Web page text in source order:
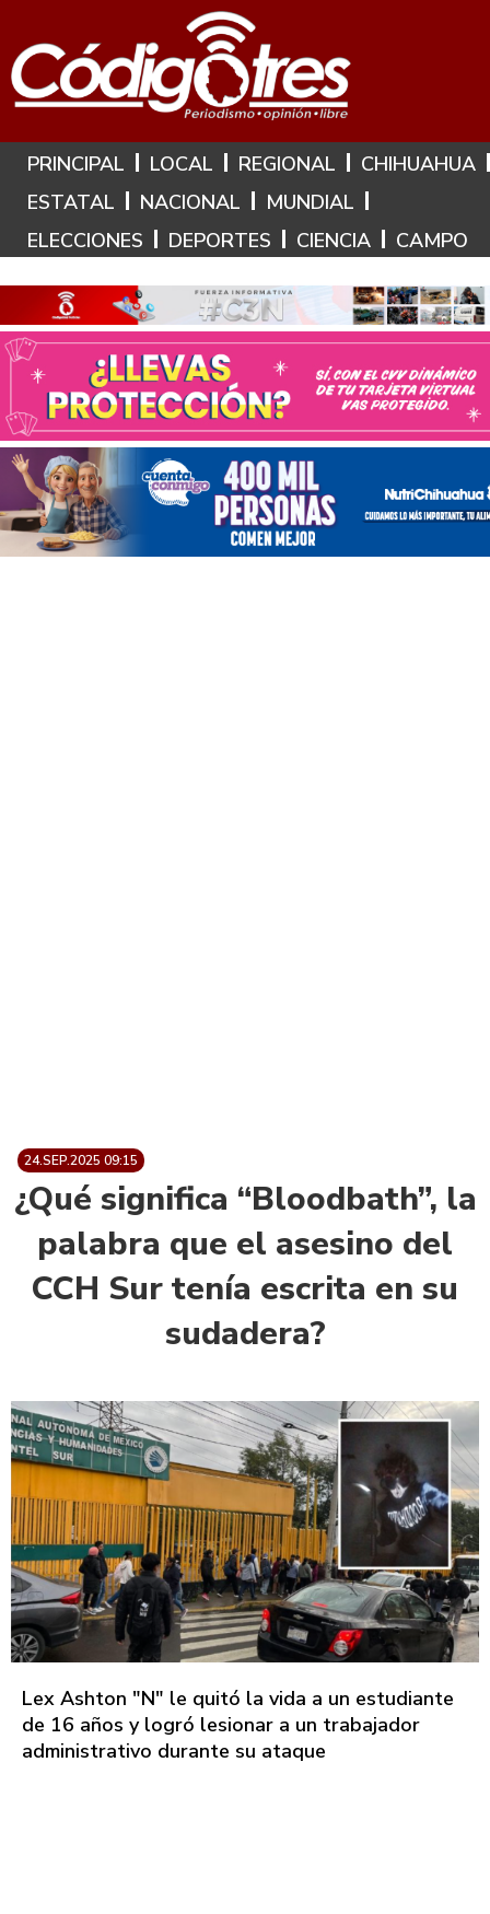
Hoy es: 6 de Agosto de 2026
PRINCIPAL LOCAL REGIONAL
CHIHUAHUA
ESTATAL
NACIONAL
MUNDIAL
ELECCIONES
DEPORTES CIENCIA CAMPO
24.SEP.2025 09:15
¿Qué significa “Bloodbath”, la
palabra que el asesino del
CCH Sur tenía escrita en su
sudadera?
Lex Ashton "N" le quitó la vida a un estudiante
de 16 años y logró lesionar a un trabajador
administrativo durante su ataque